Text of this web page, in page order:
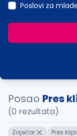
Poslovi za
Posao Pres
(0 rezultata)
Zaječar Pres